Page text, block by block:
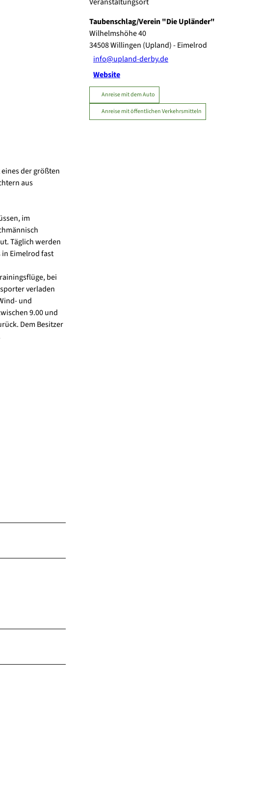
der größten
aus
im
Täglich werden
Eimelrod fast
bei
verladen
und
9.00 und
Dem Besitzer
Taubenschlag/Verein "Die Upländer"
Wilhelmshöhe 40
34508Willingen (Upland)- Eimelrod
info@upland-derby.de
Website
Anreise mit dem Auto
Anreise mit öffentlichen Verkehrsmitteln